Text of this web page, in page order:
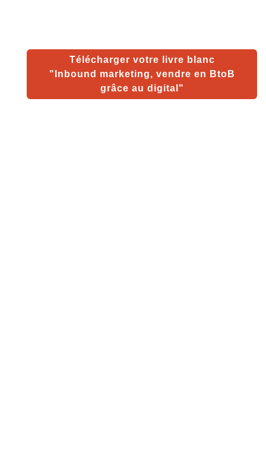
Télécharger votre livre blanc
"Inbound marketing, vendre en BtoB
grâce au digital"